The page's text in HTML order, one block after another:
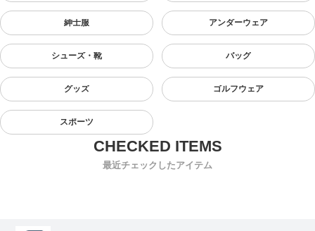
紳士服 アンダーウェア
シューズ・靴 バッグ
グッズ ゴルフウェア
スポーツ
最近チェックしたアイテム